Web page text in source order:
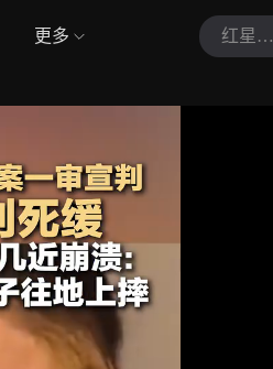
更多 红星视频